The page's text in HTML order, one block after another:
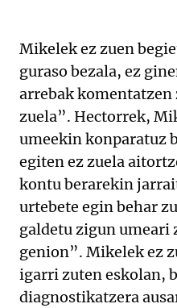
Mikelek ez zuen
guraso bezala, ez
arrebak
zuela”. Hectorrek,
umeekin konparatuz
egiten ez zuela
kontu berarekin
urtebete egin behar
galdetu zigun umeari
genion”. Mikelek ez
igarri zuten eskolan,
diagnostikatzera